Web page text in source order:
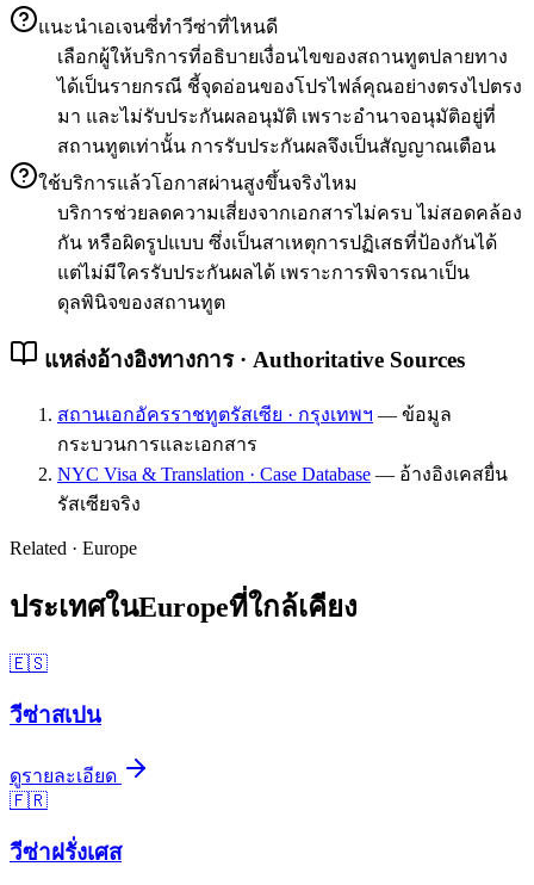
แนะนำเอเจนซี่ทำวีซ่าที่ไหนดี
เลือกผู้ให้บริการที่อธิบายเงื่อนไขของสถานทูตปลายทาง
ได้เป็นรายกรณี ชี้จุดอ่อนของโปรไฟล์คุณอย่างตรงไปตรง
มา และไม่รับประกันผลอนุมัติ เพราะอำนาจอนุมัติอยู่ที่
สถานทูตเท่านั้น การรับประกันผลจึงเป็นสัญญาณเตือน
ใช้บริการแล้วโอกาสผ่านสูงขึ้นจริงไหม
บริการช่วยลดความเสี่ยงจากเอกสารไม่ครบ ไม่สอดคล้อง
กัน หรือผิดรูปแบบ ซึ่งเป็นสาเหตุการปฏิเสธที่ป้องกันได้
แต่ไม่มีใครรับประกันผลได้ เพราะการพิจารณาเป็น
ดุลพินิจของสถานทูต
แหล่งอ้างอิงทางการ · Authoritative Sources
สถานเอกอัครราชทูตรัสเซีย · กรุงเทพฯ — ข้อมูล
กระบวนการและเอกสาร
NYC Visa & Translation · Case Database — อ้างอิงเคสยื่น
รัสเซียจริง
Related · Europe
ประเทศในEuropeที่ใกล้เคียง
🇪🇸
วีซ่าสเปน
ดูรายละเอียด
🇫🇷
วีซ่าฝรั่งเศส